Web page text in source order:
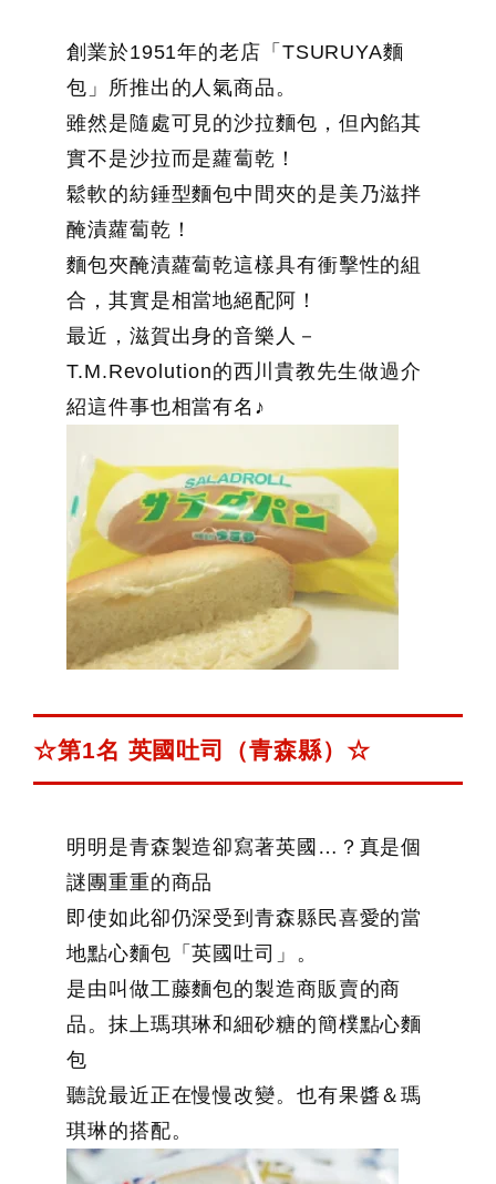
創業於1951年的老店「TSURUYA麵
包」所推出的人氣商品。
雖然是隨處可見的沙拉麵包，但內餡其
實不是沙拉而是蘿蔔乾！
鬆軟的紡錘型麵包中間夾的是美乃滋拌
醃漬蘿蔔乾！
麵包夾醃漬蘿蔔乾這樣具有衝擊性的組
合，其實是相當地絕配阿！
最近，滋賀出身的音樂人－
T.M.Revolution的西川貴教先生做過介
紹這件事也相當有名♪
☆第1名 英國吐司（青森縣）☆
明明是青森製造卻寫著英國…？真是個
謎團重重的商品
即使如此卻仍深受到青森縣民喜愛的當
地點心麵包「英國吐司」。
是由叫做工藤麵包的製造商販賣的商
品。抹上瑪琪琳和細砂糖的簡樸點心麵
包
聽說最近正在慢慢改變。也有果醬＆瑪
琪琳的搭配。